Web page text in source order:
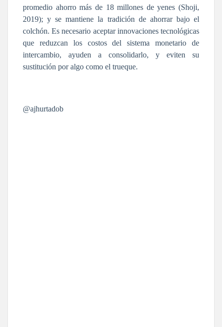
promedio ahorro más de 18 millones de yenes (Shoji,
2019); y se mantiene la tradición de ahorrar bajo el
colchón. Es necesario aceptar innovaciones tecnológicas
que reduzcan los costos del sistema monetario de
intercambio, ayuden a consolidarlo, y eviten su
sustitución por algo como el trueque.
@ajhurtadob